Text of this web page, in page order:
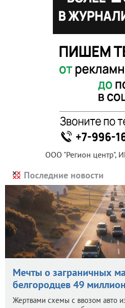
ООО "Регион центр",
Последние новости
Мечты о заграничных
белгородцев 49
Жертвами схемы с ввозом авто